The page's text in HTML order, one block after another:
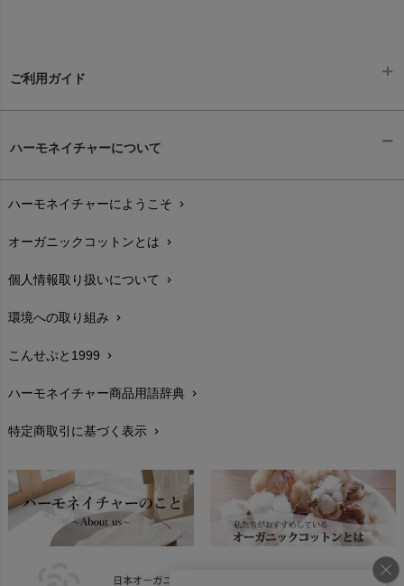
ご利用ガイド
配送と送料chevron_right
在庫状況と発送予定chevron_right
サイズ・寸法chevron_right
生地・素材chevron_right
お手入れについて
レビューを書こうchevron_right
返品交換chevron_right
FAXでのご注文
お問い合わせchevron_right
ハーモネイチャーについて
ハーモネイチャーにようこそ chevron_right
オーガニックコットンとは chevron_right
個人情報取り扱いについて chevron_right
環境への取り組み chevron_right
こんせぷと1999 chevron_right
ハーモネイチャー商品用語辞典 chevron_right
特定商取引に基づく表示 chevron_right